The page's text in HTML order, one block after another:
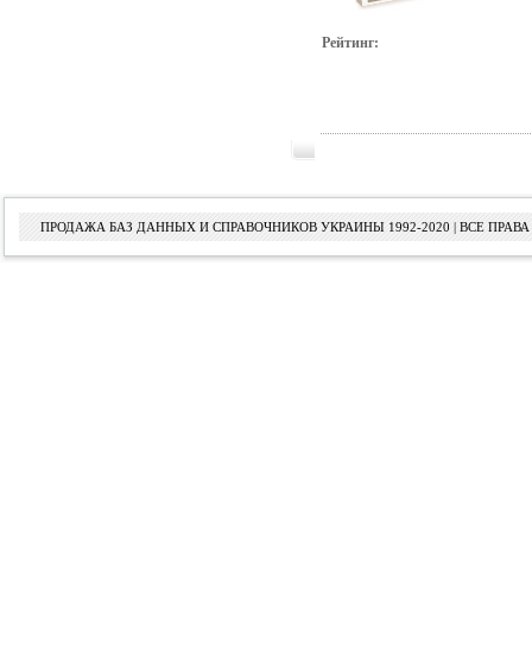
Рейтинг:
ПРОДАЖА БАЗ ДАННЫХ И СПРАВОЧНИКОВ УКРАИНЫ 1992-2020 | ВСЕ